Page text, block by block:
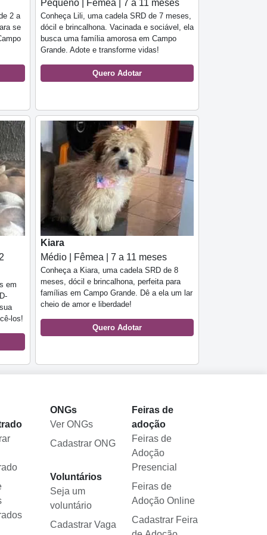
2 a
se
Pequeno | Fêmea | 7 a 11 meses
Conheça Lili, uma cadela SRD de 7 meses,
dócil e brincalhona. Vacinada e sociável, ela
busca uma família amorosa em Campo
Grande. Adote e transforme vidas!
Quero Adotar
em
los!
Kiara
Médio | Fêmea | 7 a 11 meses
Conheça a Kiara, uma cadela SRD de 8
meses, dócil e brincalhona, perfeita para
famílias em Campo Grande. Dê a ela um lar
cheio de amor e liberdade!
Quero Adotar
ONGs
Ver ONGs
Cadastrar ONG
Voluntários
Seja um
voluntário
Cadastrar Vaga
Feiras de
adoção
Feiras de
Adoção
Presencial
Feiras de
Adoção Online
Cadastrar Feira